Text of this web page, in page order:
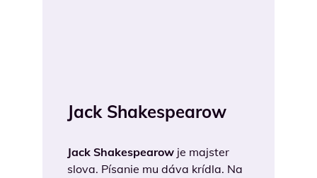
Jack Shakespearow
Jack Shakespearow je majster
slova. Písanie mu dáva krídla. Na